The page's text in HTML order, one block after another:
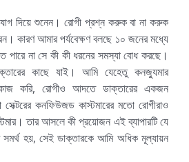
দিয়ে শুনেন। রোগী প্রশ্ন করুক বা না করুক
কারণ আমার পর্যবেক্ষণ বলছে ১০ জনের মধ্যে
পারে না সে কী কী ধরনের সমস্যা বোধ করছে।
কাছে যাই। আমি যেহেতু কনজ্যুমার
কাজ করি, রোগীও আদতে ডাক্তারের একজন
কনফিউজড কাস্টমারের মতো রোগীরাও
তার আসলে কী প্রয়োজন এই ব্যাপারটি যে
সমর্থ হয়, সেই ডাক্তারকে আমি অধিক মূল্যায়ন